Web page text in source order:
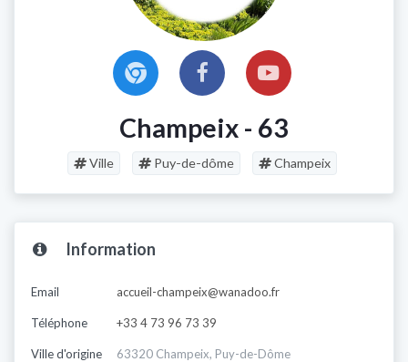
Champeix - 63
Ville Puy-de-dôme Champeix
Information
Email accueil-champeix@wanadoo.fr
Téléphone +33 4 73 96 73 39
Ville d'origine 63320 Champeix, Puy-de-Dôme